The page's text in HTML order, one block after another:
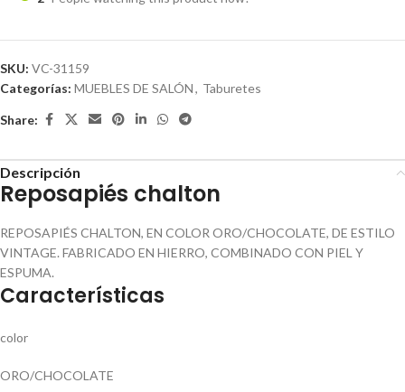
SKU: VC-31159
Categorías: MUEBLES DE SALÓN, Taburetes
Share:
Descripción
Reposapiés chalton
REPOSAPIÉS CHALTON, EN COLOR ORO/CHOCOLATE, DE ESTILO
VINTAGE. FABRICADO EN HIERRO, COMBINADO CON PIEL Y
ESPUMA.
Características
color
ORO/CHOCOLATE